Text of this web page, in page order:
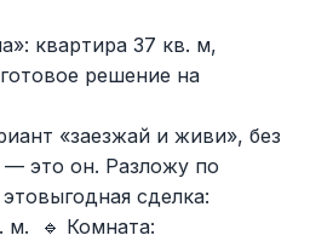
квартира 37 кв. м,
решение на
«заезжай и живи», без
это он. Разложу по
сделка:
м. 🔹 Комната: